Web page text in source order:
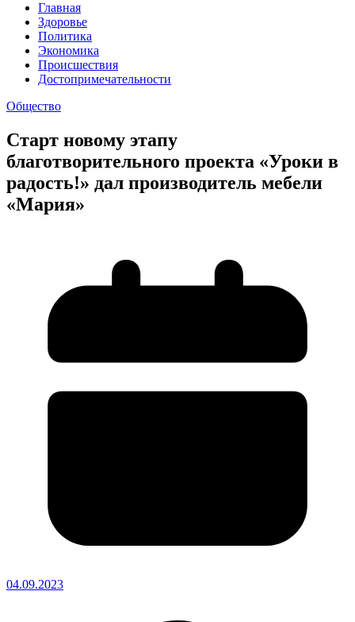
Главная
Здоровье
Политика
Экономика
Происшествия
Достопримечательности
Общество
Старт новому этапу
благотворительного проекта «Уроки в
радость!» дал производитель мебели
«Мария»
04.09.2023